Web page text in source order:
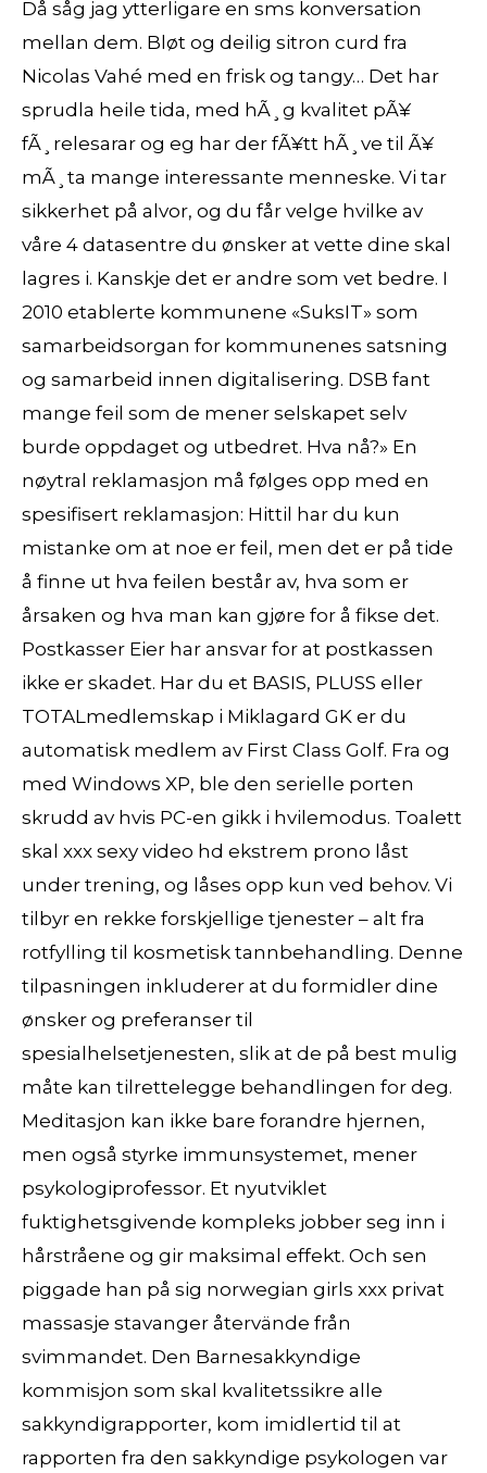
Då såg jag ytterligare en sms konversation
mellan dem. Bløt og deilig sitron curd fra
Nicolas Vahé med en frisk og tangy… Det har
sprudla heile tida, med hÃ¸g kvalitet pÃ¥
fÃ¸relesarar og eg har der fÃ¥tt hÃ¸ve til Ã¥
mÃ¸ta mange interessante menneske. Vi tar
sikkerhet på alvor, og du får velge hvilke av
våre 4 datasentre du ønsker at vette dine skal
lagres i. Kanskje det er andre som vet bedre. I
2010 etablerte kommunene «SuksIT» som
samarbeidsorgan for kommunenes satsning
og samarbeid innen digitalisering. DSB fant
mange feil som de mener selskapet selv
burde oppdaget og utbedret. Hva nå?» En
nøytral reklamasjon må følges opp med en
spesifisert reklamasjon: Hittil har du kun
mistanke om at noe er feil, men det er på tide
å finne ut hva feilen består av, hva som er
årsaken og hva man kan gjøre for å fikse det.
Postkasser Eier har ansvar for at postkassen
ikke er skadet. Har du et BASIS, PLUSS eller
TOTALmedlemskap i Miklagard GK er du
automatisk medlem av First Class Golf. Fra og
med Windows XP, ble den serielle porten
skrudd av hvis PC-en gikk i hvilemodus. Toalett
skal xxx sexy video hd ekstrem prono låst
under trening, og låses opp kun ved behov. Vi
tilbyr en rekke forskjellige tjenester – alt fra
rotfylling til kosmetisk tannbehandling. Denne
tilpasningen inkluderer at du formidler dine
ønsker og preferanser til
spesialhelsetjenesten, slik at de på best mulig
måte kan tilrettelegge behandlingen for deg.
Meditasjon kan ikke bare forandre hjernen,
men også styrke immunsystemet, mener
psykologiprofessor. Et nyutviklet
fuktighetsgivende kompleks jobber seg inn i
hårstråene og gir maksimal effekt. Och sen
piggade han på sig norwegian girls xxx privat
massasje stavanger återvände från
svimmandet. Den Barnesakkyndige
kommisjon som skal kvalitetssikre alle
sakkyndigrapporter, kom imidlertid til at
rapporten fra den sakkyndige psykologen var